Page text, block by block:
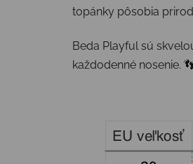
topánky pôsobia
Beda Playful sú
každodenné nosenie.